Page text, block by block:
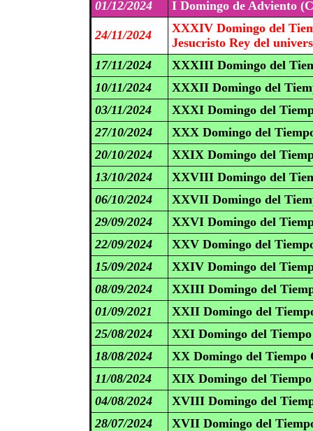
01/12/2024 I Domingo de Adviento
24/11/2024
XXXIV Domingo del
Jesucristo Rey del
17/11/2024
XXXIII Domingo del
10/11/2024
XXXII Domingo del
03/11/2024
XXXI Domingo del
27/10/2024
XXX Domingo del
20/10/2024
XXIX Domingo del
13/10/2024
XXVIII Domingo del
06/10/2024
XXVII Domingo del
29/09/2024
XXVI Domingo del
22/09/2024
XXV Domingo del
15/09/2024
XXIV Domingo del
08/09/2024
XXIII Domingo del
01/09/2021
XXII Domingo del
25/08/2024
XXI Domingo del
18/08/2024
XX Domingo del
11/08/2024
XIX Domingo del
04/08/2024
XVIII Domingo del
28/07/2024
XVII Domingo del